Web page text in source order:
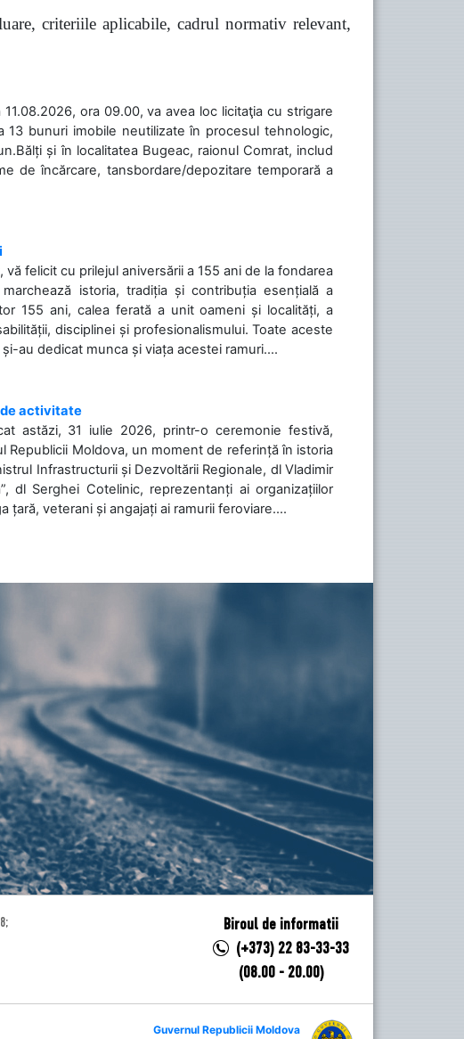
criteriile aplicabile, cadrul normativ relevant,
ora 09.00, va avea loc licitaţia cu strigare
bunuri imobile neutilizate în procesul tehnologic,
și în localitatea Bugeac, raionul Comrat, includ
de încărcare, tansbordare/depozitare temporară a
felicit cu prilejul aniversării a 155 ani de la fondarea
istoria, tradiția și contribuția esențială a
155 ani, calea ferată a unit oameni și localități, a
disciplinei și profesionalismului. Toate aceste
au dedicat munca și viața acestei ramuri....
de activitate
astăzi, 31 iulie 2026, printr-o ceremonie festivă,
Republicii Moldova, un moment de referință în istoria
Infrastructurii și Dezvoltării Regionale, dl Vladimir
dl Serghei Cotelinic, reprezentanți ai organizațiilor
veterani și angajați ai ramurii feroviare....
Biroul de informatii
(+373) 22 83-33-33
(08.00 - 20.00)
Guvernul Republicii Moldova